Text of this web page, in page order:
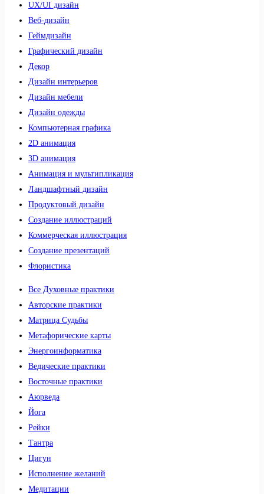
UX/UI дизайн
Веб-дизайн
Геймдизайн
Графический дизайн
Декор
Дизайн интерьеров
Дизайн мебели
Дизайн одежды
Компьютерная графика
2D анимация
3D анимация
Анимация и мультипликация
Ландшафтный дизайн
Продуктовый дизайн
Создание иллюстраций
Коммерческая иллюстрация
Создание презентаций
Флористика
Все Духовные практики
Авторские практики
Матрица Судьбы
Метафорические карты
Энергоинформатика
Ведические практики
Восточные практики
Аюрведа
Йога
Рейки
Тантра
Цигун
Исполнение желаний
Медитации